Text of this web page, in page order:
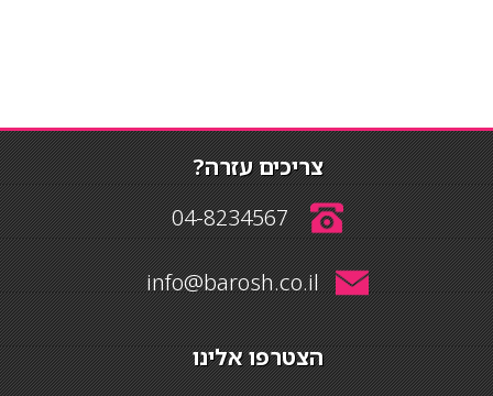
צריכים עזרה?
04-8234567
info@barosh.co.il
הצטרפו אלינו